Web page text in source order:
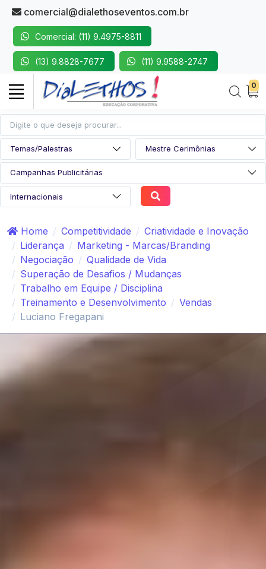
comercial@dialethoseventos.com.br
Comercial: (11) 9.4975-8811
(13) 9.8828-7677 (11) 9.9588-2747
0
Home Competitividade
Criatividade e Inovação
Liderança
Marketing - Marcas/Branding
Negociação
Qualidade de Vida
Superação de Desafios / Mudanças
Trabalho em Equipe / Disciplina
Treinamento e Desenvolvimento
Vendas
Luciano Fregapani